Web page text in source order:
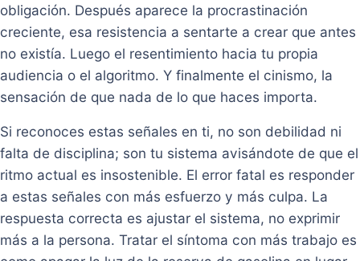
obligación. Después aparece la procrastinación
creciente, esa resistencia a sentarte a crear que antes
no existía. Luego el resentimiento hacia tu propia
audiencia o el algoritmo. Y finalmente el cinismo, la
sensación de que nada de lo que haces importa.
Si reconoces estas señales en ti, no son debilidad ni
falta de disciplina; son tu sistema avisándote de que el
ritmo actual es insostenible. El error fatal es responder
a estas señales con más esfuerzo y más culpa. La
respuesta correcta es ajustar el sistema, no exprimir
más a la persona. Tratar el síntoma con más trabajo es